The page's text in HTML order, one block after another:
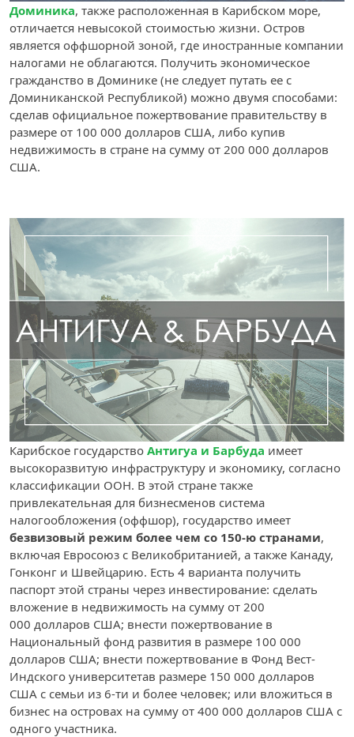
Доминика, также расположенная в Карибском море,
отличается невысокой стоимостью жизни. Остров
является оффшорной зоной, где иностранные компании
налогами не облагаются. Получить экономическое
гражданство в Доминике (не следует путать ее с
Доминиканской Республикой) можно двумя способами:
сделав официальное пожертвование правительству в
размере от 100 000 долларов США, либо купив
недвижимость в стране на сумму от 200 000 долларов
США.
Карибское государство Антигуа и Барбуда имеет
высокоразвитую инфраструктуру и экономику, согласно
классификации ООН. В этой стране также
привлекательная для бизнесменов система
налогообложения (оффшор), государство имеет
безвизовый режим более чем со 150-ю странами,
включая Евросоюз с Великобританией, а также Канаду,
Гонконг и Швейцарию. Есть 4 варианта получить
паспорт этой страны через инвестирование: сделать
вложение в недвижимость на сумму от 200
000 долларов США; внести пожертвование в
Национальный фонд развития в размере 100 000
долларов США; внести пожертвование в Фонд Вест-
Индского университетав размере 150 000 долларов
США с семьи из 6-ти и более человек; или вложиться в
бизнес на островах на сумму от 400 000 долларов США с
одного участника.